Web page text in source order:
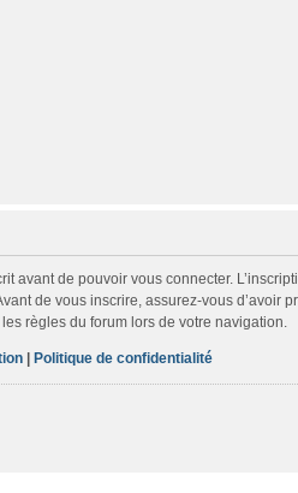
avant de pouvoir vous connecter.
de vous inscrire, assurez-vous
règles du forum lors de votre navigation.
Politique de confidentialité